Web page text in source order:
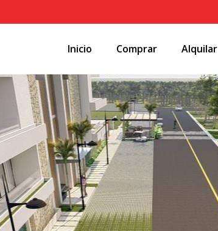
Inicio Comprar Alquilar